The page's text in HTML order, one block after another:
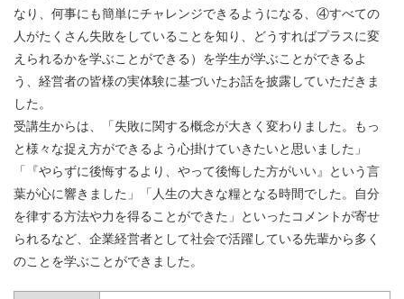
なり、何事にも簡単にチャレンジできるようになる、④すべての
人がたくさん失敗をしていることを知り、どうすればプラスに変
えられるかを学ぶことができる）を学生が学ぶことができるよ
う、経営者の皆様の実体験に基づいたお話を披露していただきま
した。
受講生からは、「失敗に関する概念が大きく変わりました。もっ
と様々な捉え方ができるよう心掛けていきたいと思いました」
「『やらずに後悔するより、やって後悔した方がいい』という言
葉が心に響きました」「人生の大きな糧となる時間でした。自分
を律する方法や力を得ることができた」といったコメントが寄せ
られるなど、企業経営者として社会で活躍している先輩から多く
のことを学ぶことができました。